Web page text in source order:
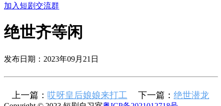
加入短剧交流群
绝世齐等闲
发布日期：2023年09月21日
上一篇： 哎呀皇后娘娘来打工 下一篇： 绝世潜龙